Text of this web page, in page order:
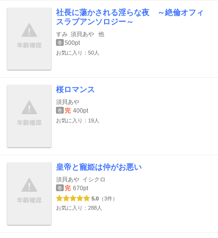
社長に蕩かされる淫らな夜 ～絶倫オフィ
スラブアンソロジー～
すみ 須貝あや 他
巻 500pt
お気に入り：50人
桜ロマンス
須貝あや
巻 完 400pt
お気に入り：19人
皇帝と寵姫は仲がお悪い
須貝あや イシクロ
巻 完 670pt
5.0 （3件）
お気に入り：288人